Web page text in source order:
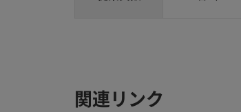
関連リンク